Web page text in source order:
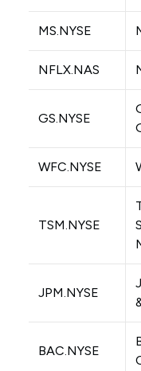
MS.NYSE
NFLX.NAS
GS.NYSE
WFC.NYSE
TSM.NYSE
JPM.NYSE
BAC.NYSE